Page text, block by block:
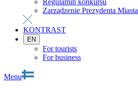
Zarządzenie Prezydenta Miasta
KONTRAST
EN
For tourists
For business
Menu